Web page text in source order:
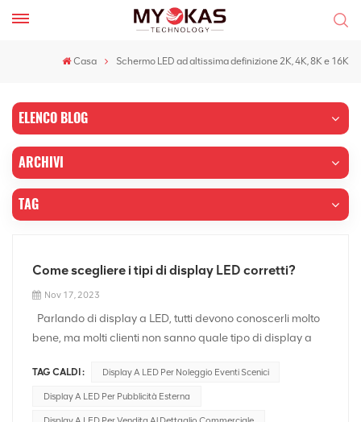
Casa Schermo LED ad altissima definizione 2K, 4K, 8K e 16K
ELENCO BLOG
ARCHIVI
TAG
Come scegliere i tipi di display LED corretti?
Nov 17, 2023
Parlando di display a LED, tutti devono conoscerli molto
bene, ma molti clienti non sanno quale tipo di display a
Faremo alcuni pareri professionali per guidare la corretta
selezione. Schermo LED a passo ridottoGeneralmente,
quelli con una distanza tra i bracci della lampada
TAG CALDI : Display A LED Per Noleggio Eventi Scenici
Display A LED Per Pubblicità Esterna